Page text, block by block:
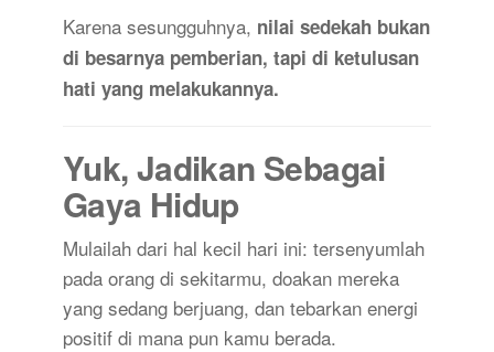
Karena sesungguhnya, nilai sedekah bukan
di besarnya pemberian, tapi di ketulusan
hati yang melakukannya.
Yuk, Jadikan Sebagai
Gaya Hidup
Mulailah dari hal kecil hari ini: tersenyumlah
pada orang di sekitarmu, doakan mereka
yang sedang berjuang, dan tebarkan energi
positif di mana pun kamu berada.